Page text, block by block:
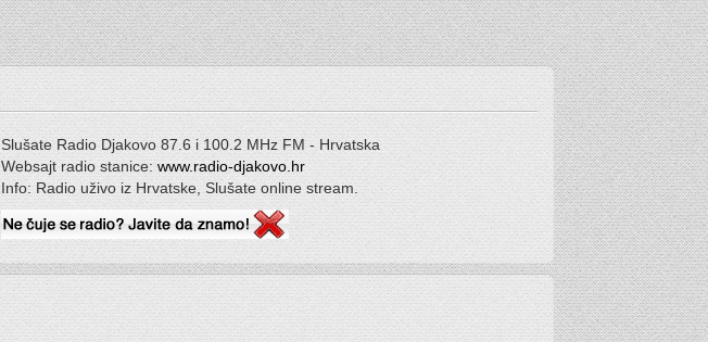
Slušate Radio Djakovo 87.6 i 100.2 MHz FM - Hrvatska
Websajt radio stanice:www.radio-djakovo.hr
Info: Radio uživo iz Hrvatske, Slušate online stream.